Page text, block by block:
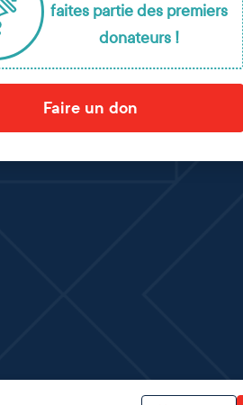
faites partie des premiers
donateurs !
Faire un don